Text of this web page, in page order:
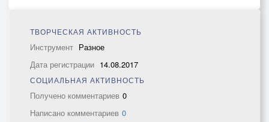
ТВОРЧЕСКАЯ АКТИВНОСТЬ
Инструмент Разное
Дата регистрации 14.08.2017
СОЦИАЛЬНАЯ АКТИВНОСТЬ
Получено комментариев 0
Написано комментариев 0